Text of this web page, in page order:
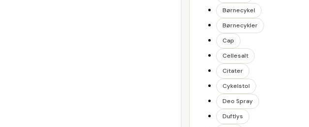
Børnecykel
Børnecykler
Cap
Cellesalt
Citater
Cykelstol
Deo Spray
Duftlys